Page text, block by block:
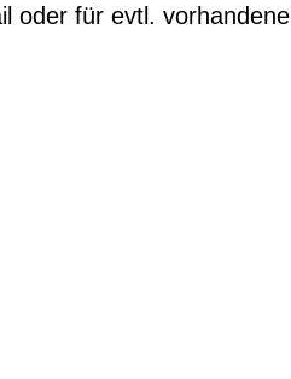
oder für evtl. vorhandene